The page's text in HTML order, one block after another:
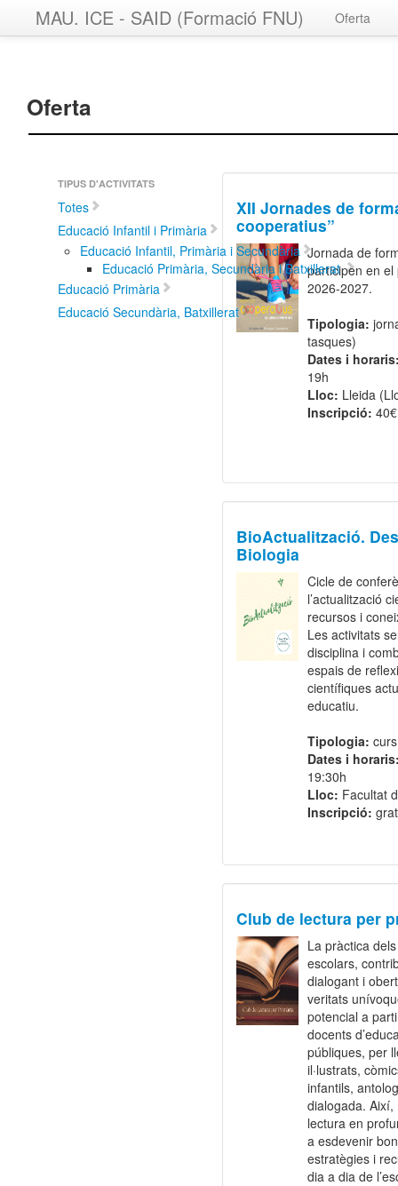
MAU. ICE - SAID (Formació FNU) Oferta
Oferta
TIPUS D'ACTIVITATS
Totes
Educació Infantil i Primària
Educació Infantil, Primària i Secundària
Educació Primària, Secundària i Batxillerat
Educació Primària
Educació Secundària, Batxillerat
XII Jornades de
cooperatius”
Jornada de
participen en
2026-2027.
Tipologia:
tasques)
Dates i
19h
Lloc: Lleida
Inscripció:40€
BioActualització.
Biologia
Cicle de
l’actualització
recursos i
Les activitats
disciplina i
espais de
científiques
educatiu.
Tipologia:
Dates i
19:30h
Lloc: Facultat
Inscripció:
Club de lectura per
La pràctica
escolars,
dialogant i
veritats
potencial a
docents
públiques, per
il·lustrats,
infantils,
dialogada.
lectura en
a esdevenir
estratègies i
dia a dia de